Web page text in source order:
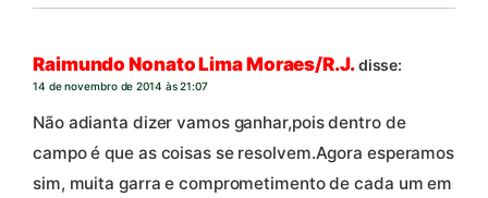
Raimundo Nonato Lima Moraes/R.J.disse:
14 de novembro de 2014 às 21:07
Não adianta dizer vamos ganhar,pois dentro de
campo é que as coisas se resolvem.Agora esperamos
sim, muita garra e comprometimento de cada um em